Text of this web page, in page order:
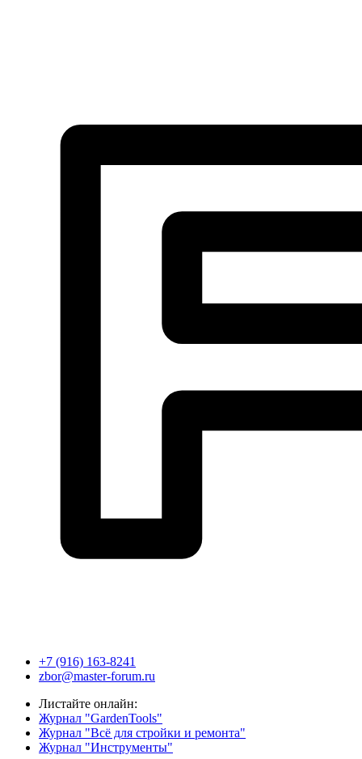
+7 (916) 163-8241
zbor@master-forum.ru
Листайте онлайн:
Журнал "GardenTools"
Журнал "Всё для стройки и ремонта"
Журнал "Инструменты"